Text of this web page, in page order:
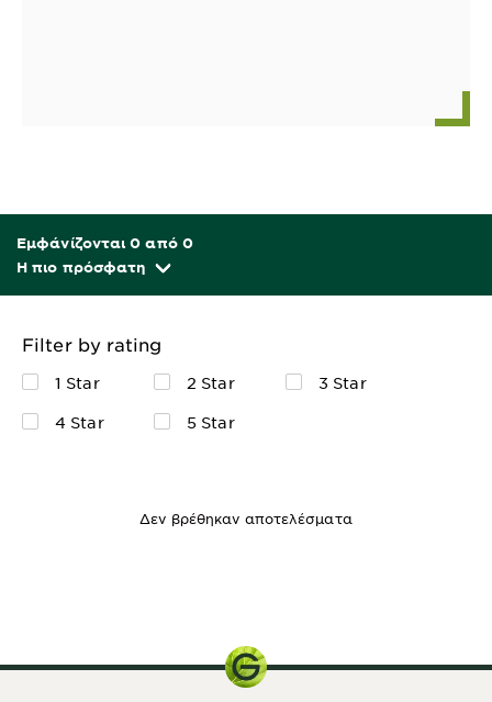
Εμφάνίζονται 0 από 0
Η πιο πρόσφατη
Filter by rating
1 Star 2 Star
3 Star
4 Star
5 Star
Δεν βρέθηκαν αποτελέσματα